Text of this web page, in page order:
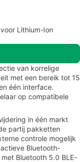
Lithium-Ion
van korrelige
met een bereik tot 15
één interface.
op compatibele
in één markt
partij pakketten
controle mogelijk
Bluetooth-
Bluetooth 5.0 BLE-